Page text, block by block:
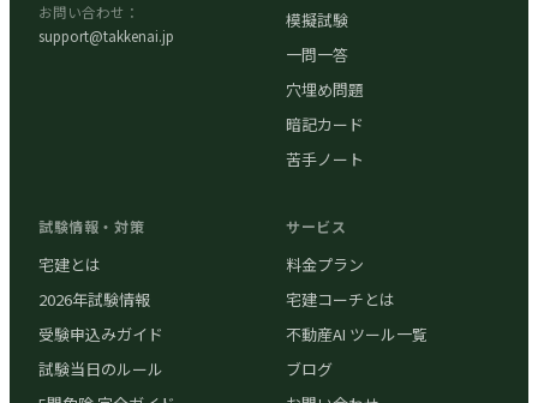
お問い合わせ：
support@takkenai.jp
模擬試験
一問一答
穴埋め問題
暗記カード
苦手ノート
試験情報・対策
宅建とは
2026年試験情報
受験申込みガイド
試験当日のルール
サービス
料金プラン
宅建コーチとは
不動産AI ツール一覧
ブログ